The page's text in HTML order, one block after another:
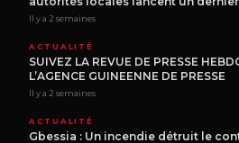
Il y a 2 semaines
ACTUALITÉ
SUIVEZ LA REVUE DE PRESSE
L’AGENCE GUINEENNE DE PRESSE
Il y a 2 semaines
ACTUALITÉ
Gbessia : Un incendie détruit le